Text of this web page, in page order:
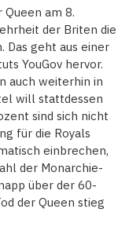
am 8.
der Briten die
Das geht aus einer
YouGov hervor.
auch weiterhin in
will stattdessen
sind sich nicht
für die Royals
einbrechen,
der Monarchie-
über der 60-
der Queen stieg